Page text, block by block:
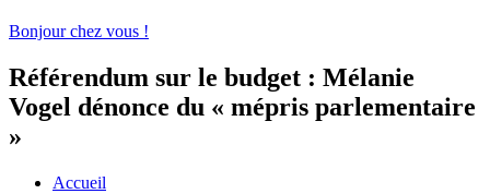
Bonjour chez vous !
Référendum sur le budget : Mélanie
Vogel dénonce du « mépris parlementaire
»
Accueil